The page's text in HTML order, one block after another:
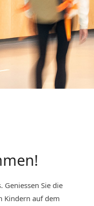
Sie die
Kindern auf dem